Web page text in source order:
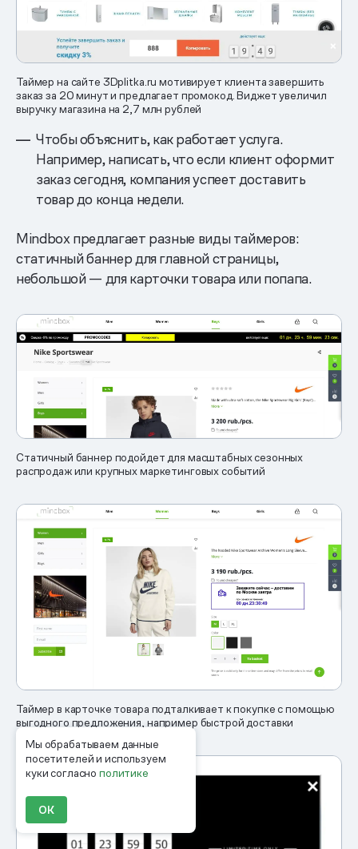
Мы обрабатываем данные
посетителей и используем
куки согласнополитике
ОК
Таймер на сайте 3Dplitka.ru мотивирует клиента завершить
заказ за 20 минут и предлагает промокод. Виджет увеличил
выручку магазина на 2,7 млн рублей
Чтобы объяснить, как работает услуга.
Например, написать, что если клиент оформит
заказ сегодня, компания успеет доставить
товар до конца недели.
Mindbox предлагает разные виды таймеров:
статичный баннер для главной страницы,
небольшой — для карточки товара или попапа.
Статичный баннер подойдет для масштабных сезонных
распродаж или крупных маркетинговых событий
Таймер в карточке товара подталкивает к покупке с помощью
выгодного предложения, например быстрой доставки